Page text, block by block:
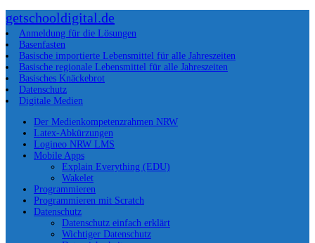
getschooldigital.de
Anmeldung für die Lösungen
Basenfasten
Basische importierte Lebensmittel für alle Jahreszeiten
Basische regionale Lebensmittel für alle Jahreszeiten
Basisches Knäckebrot
Datenschutz
Digitale Medien
Der Medienkompetenzrahmen NRW
Latex-Abkürzungen
Logineo NRW LMS
Mobile Apps
Explain Everything (EDU)
Wakelet
Programmieren
Programmieren mit Scratch
Datenschutz
Datenschutz einfach erklärt
Wichtiger Datenschutz